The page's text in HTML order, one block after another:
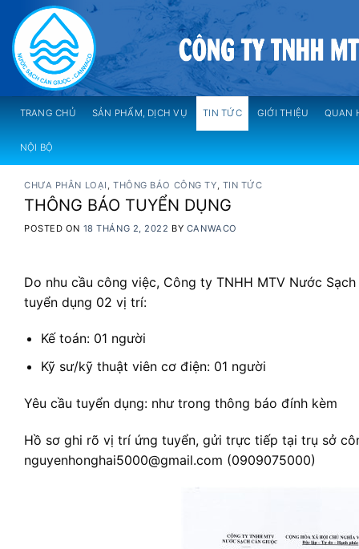
content
TRANG CHỦ SẢN PHẨM, DỊCH VỤ TIN TỨC GIỚI THIỆU QUAN
NỘI BỘ
CHƯA PHÂN LOẠI , THÔNG BÁO CÔNG TY, TIN TỨC
THÔNG BÁO TUYỂN DỤNG
POSTED ON 18 THÁNG 2, 2022 BY CANWACO
Do nhu cầu công việc, Công ty TNHH MTV Nước
tuyển dụng 02 vị trí:
Kế toán: 01 người
Kỹ sư/kỹ thuật viên cơ điện: 01 người
Yêu cầu tuyển dụng: như trong thông báo đính kèm
Hồ sơ ghi rõ vị trí ứng tuyển, gửi trực tiếp tại trụ sở
nguyenhonghai5000@gmail.com (0909075000)